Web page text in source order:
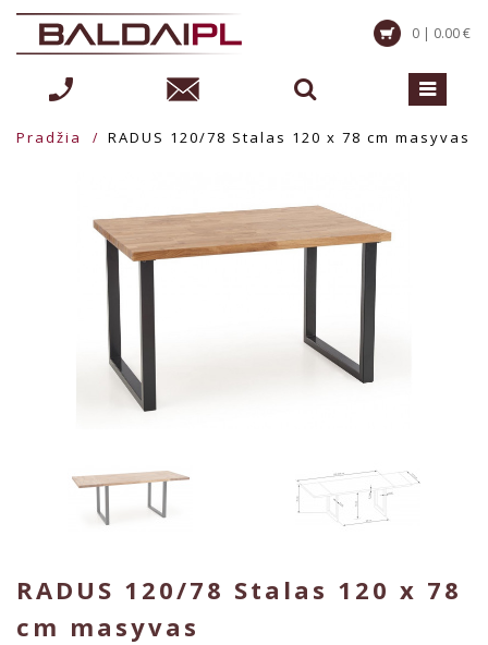
0 | 0.00 €
Pradžia RADUS 120/78 Stalas 120 x 78 cm masyvas
RADUS 120/78 Stalas 120 x 78
cm masyvas